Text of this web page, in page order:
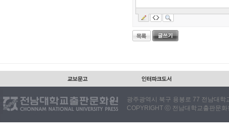
광주광역시 북구 용봉로 77 전남대
COPYRIGHT ⓒ 전남대학교출판문